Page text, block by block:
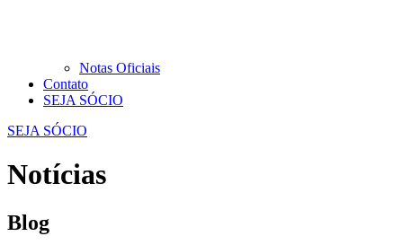
Notas Oficiais
Contato
SEJA SÓCIO
SEJA SÓCIO
Notícias
Blog